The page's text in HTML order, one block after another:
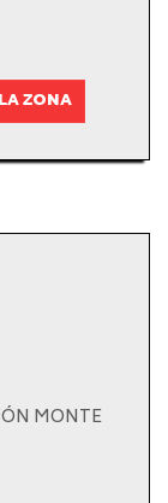
ZONA
MONTE